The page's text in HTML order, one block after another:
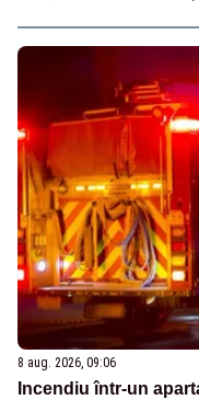
8 aug. 2026, 09:06
Incendiu într-un